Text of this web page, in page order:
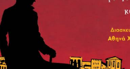
Πολιτική